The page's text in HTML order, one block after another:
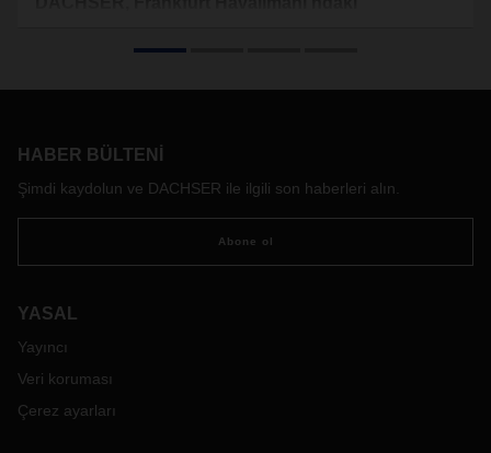
European Logistics iş segmentleri arasında kurduğu ağını
kargo ithalat trafiğini bir araya getirmektedir.
Hava yükü Frankfurt Havalimanı'na ulaşıp hava taşımacılığı
teslimata kadar tek tip ve güvenilir bir çözüm sunmaktadır.
Bunun yanı sıra müşterilerine eLogistics aracılığıyla
gönderimlerini bir uçtan diğer uca izleme olanağı da
Bu konu ile ilgili herhangi bir sorunuz varsa, lütfen ilgili
HABER BÜLTENI
Şimdi kaydolun ve DACHSER ile ilgili son haberleri alın.
Abone ol
YASAL
Yayıncı
Veri koruması
Çerez ayarları